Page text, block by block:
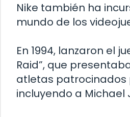
Nike también ha
mundo de los
En 1994, lanzaron el
Raid”, que
atletas patrocinados
incluyendo a Michael